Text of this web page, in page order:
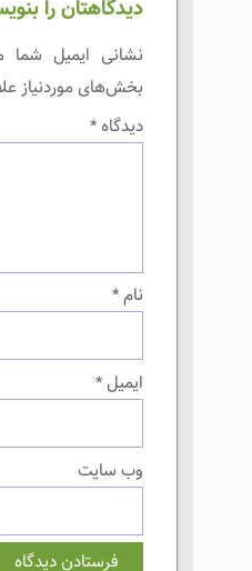
دیدگاهتان را
نشانی ایمیل شما
بخش‌های موردنیاز
دیدگاه*
نام*
ایمیل *
وب‌ سایت